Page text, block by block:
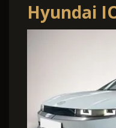
Hyundai
Elektro